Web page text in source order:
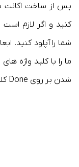
پس از ساخت اکانت
کنید و اگر لازم است
ما را با کلید واژه
شدن بر روی Done کلیک کنید.